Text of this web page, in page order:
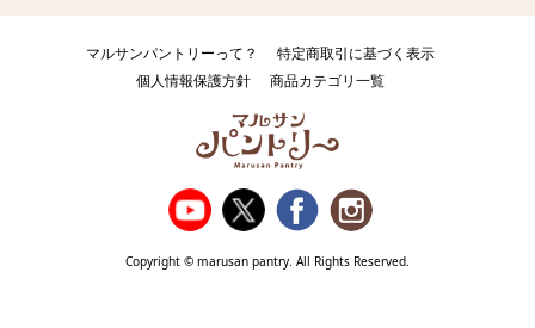
マルサンパントリーって？
特定商取引に基づく表示
個人情報保護方針
商品カテゴリ一覧
Copyright © marusan pantry. All Rights Reserved.